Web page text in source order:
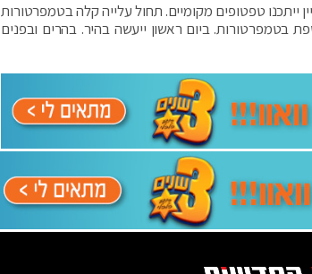
ייתכנו טפטופים מקומיים. תחול עלייה קלה בטמפרטורות
בטמפרטורות. ביום ראשון ייעשה בהיר. בהרים ובפנים